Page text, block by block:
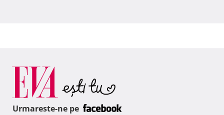
Urmareste-ne pe